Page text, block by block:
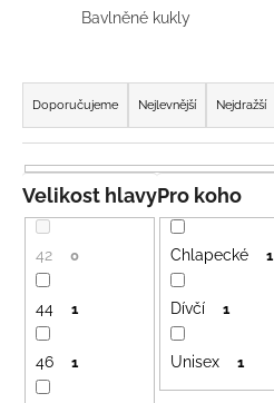
Bavlněné kukly
Ř
a
z
e
n
í
p
o
d
u
Doporučujeme Nejlevnější Nejdražší
Pro koho
Chlapecké 1
Dívčí 1
Unisex 1
Velikost hlavy
42 0
44 1
46 1
HLEDAT
D
p